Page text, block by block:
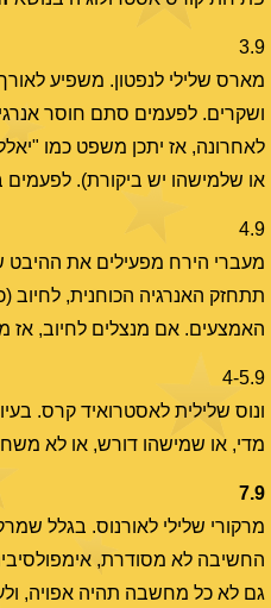
3.9
מארס שלילי לנפטון. משפיע
ושקרים. לפעמים סתם חוסר
לאחרונה, אז יתכן משפט כמו
או שלמישהו יש ביקורת). לפעמים
4.9
מעברי הירח מפעילים את ההיבט
תתחזק האנרגיה הכוחנית,
האמצעים. אם מנצלים לחיוב, אז
4-5.9
ונוס שלילית לאסטרואיד קרס.
מדי, או שמישהו דורש, או לא
7.9
מרקורי שלילי לאורנוס. בגלל
החשיבה לא מסודרת,
גם לא כל מחשבה תהיה אפויה,